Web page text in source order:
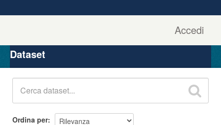
Accedi
Organizzazioni
Gruppi
Dataset
Ordina per